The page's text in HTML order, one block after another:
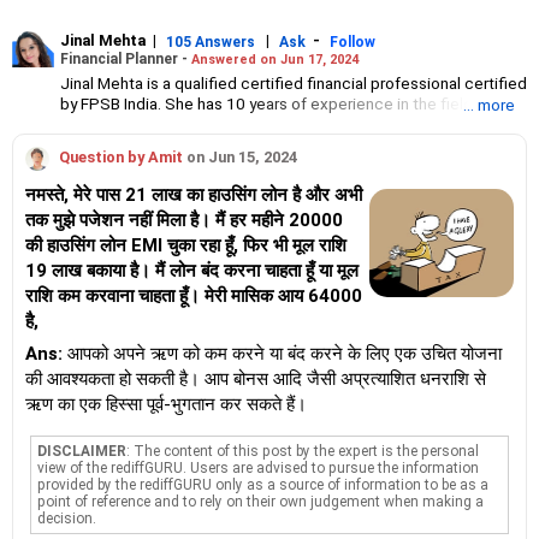
Jinal Mehta | 105 Answers | Ask -
Follow
Financial Planner - Answered on Jun 17, 2024
Jinal Mehta is a qualified certified financial professional certified
by FPSB India. She has 10 years of experience in the field of
education provider for the CFP certification programme in India.
In addition, she manages a family office organisation, where she
handles investment planning, tax planning, insurance planning
and estate planning.
Jinal has a bachelor's degree in management studies. She also
has a diploma in in financial management from NMIMS, Mumbai.
... more
Question by Amit on Jun 15, 2024
नमस्ते, मेरे पास 21 लाख का हाउसिंग लोन है और अभी
तक मुझे पजेशन नहीं मिला है। मैं हर महीने 20000
की हाउसिंग लोन EMI चुका रहा हूँ, फिर भी मूल राशि
19 लाख बकाया है। मैं लोन बंद करना चाहता हूँ या मूल
राशि कम करवाना चाहता हूँ। मेरी मासिक आय 64000
है,
Ans: आपको अपने ऋण को कम करने या बंद करने के लिए एक उचित योजना
की आवश्यकता हो सकती है। आप बोनस आदि जैसी अप्रत्याशित धनराशि से
ऋण का एक हिस्सा पूर्व-भुगतान कर सकते हैं।
DISCLAIMER: The content of this post by the expert is the personal
view of the rediffGURU. Users are advised to pursue the information
provided by the rediffGURU only as a source of information to be as a
point of reference and to rely on their own judgement when making a
decision.